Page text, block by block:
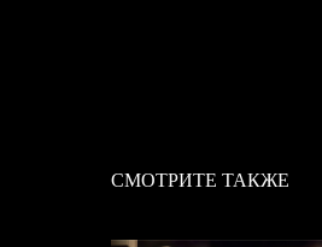
СМОТРИТЕ ТАКЖЕ